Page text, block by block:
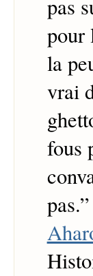
pas
pour
la
vrai
fous
pas.”